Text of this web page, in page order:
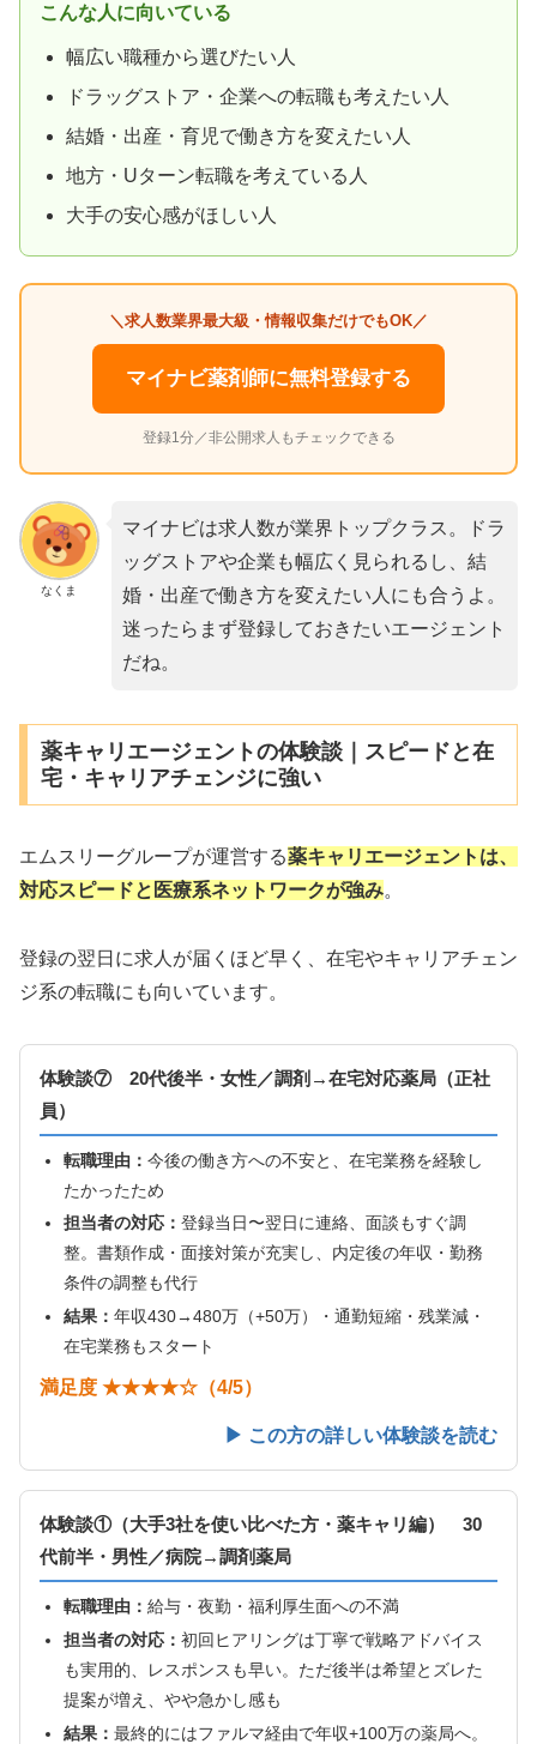
こんな人に向いている
幅広い職種から選びたい人
ドラッグストア・企業への転職も考えたい人
結婚・出産・育児で働き方を変えたい人
地方・Uターン転職を考えている人
大手の安心感がほしい人
＼求人数業界最大級・情報収集だけでもOK／
マイナビ薬剤師に無料登録する
登録1分／非公開求人もチェックできる
なくま
マイナビは求人数が業界トップクラス。ドラ
ッグストアや企業も幅広く見られるし、結
婚・出産で働き方を変えたい人にも合うよ。
迷ったらまず登録しておきたいエージェント
だね。
薬キャリエージェントの体験談｜スピードと在
宅・キャリアチェンジに強い
エムスリーグループが運営する薬キャリエージェントは、
対応スピードと医療系ネットワークが強み。
登録の翌日に求人が届くほど早く、在宅やキャリアチェン
ジ系の転職にも向いています。
体験談⑦ 20代後半・女性／調剤→在宅対応薬局（正社
員）
転職理由： 今後の働き方への不安と、在宅業務を経験し
たかったため
担当者の対応： 登録当日〜翌日に連絡、面談もすぐ調
整。書類作成・面接対策が充実し、内定後の年収・勤務
条件の調整も代行
結果： 年収430→480万（+50万）・通勤短縮・残業減・
在宅業務もスタート
満足度 ★★★★☆（4/5）
▶ この方の詳しい体験談を読む
体験談①（大手3社を使い比べた方・薬キャリ編） 30
代前半・男性／病院→調剤薬局
転職理由： 給与・夜勤・福利厚生面への不満
担当者の対応： 初回ヒアリングは丁寧で戦略アドバイス
も実用的、レスポンスも早い。ただ後半は希望とズレた
提案が増え、やや急かし感も
結果： 最終的にはファルマ経由で年収+100万の薬局へ。